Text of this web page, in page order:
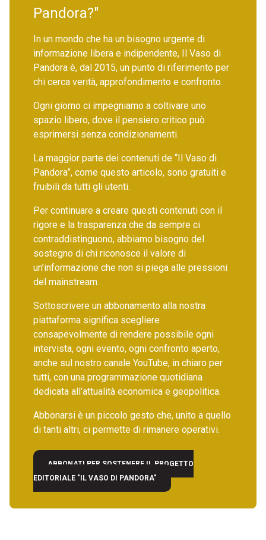
Pandora?"
In un mondo che ha un bisogno urgente di
informazione libera e indipendente, Il Vaso di
Pandora è, dal 2015, un punto di riferimento per
chi cerca verità, approfondimento e confronto.
Ogni giorno ci impegniamo a coltivare uno
spazio libero, dove il pensiero critico può
esprimersi senza condizionamenti.
La maggior parte dei contenuti de “Il Vaso di
Pandora”, come questo articolo, sono gratuiti e
fruibili da tutti gli utenti.
Per continuare a creare questi contenuti con il
rigore e la trasparenza che da sempre ci
contraddistinguono, abbiamo bisogno del
sostegno di chi riconosce il valore di
un’informazione che non si piega alle pressioni
del mainstream.
Sottoscrivere un abbonamento alla nostra
piattaforma significa scegliere
consapevolmente di rendere possibile ogni
intervista, ogni evento, ogni confronto aperto,
anche sul nostro canale YouTube, in chiaro per
tutti, con una programmazione quotidiana
dedicata all’attualità economica e geopolitica.
Abbonarsi è un piccolo gesto che, unito a quello
di tanti altri, ci permette di rimanere operativi.
ABBONATI PER SOSTENERE IL PROGETTO
EDITORIALE "IL VASO DI PANDORA"